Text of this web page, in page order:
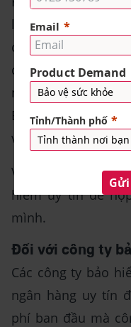
là mối quan hệ
công ty bảo hiểm
chuyên nghiệp…
nhiệm của khách
Bancassurance
với các công ty bảo
Vì vậy, các ngân
hiểm uy tín để
mình.
Đối với công ty
Các công ty bảo
ngân hàng uy tín
phí ban đầu mà